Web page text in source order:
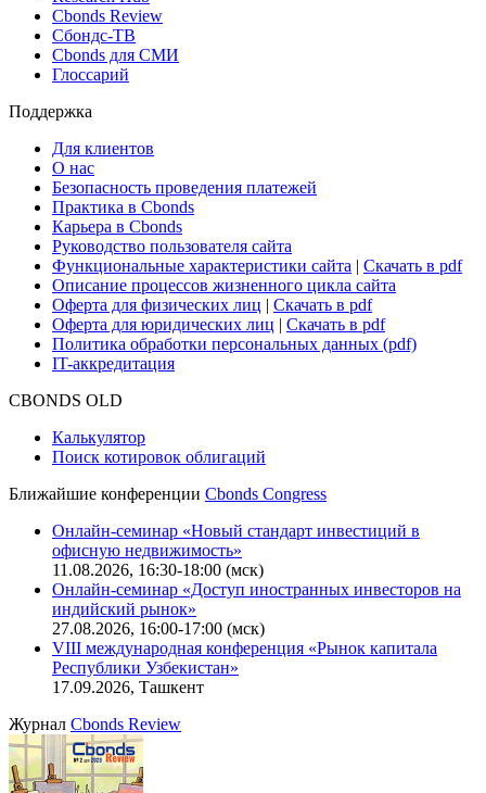
Новости и Аналитика
Новости рынка
Research Hub
Cbonds Review
Сбондс-ТВ
Глоссарий
Поддержка
Для клиентов
О нас
Безопасность проведения платежей
Практика в Cbonds
Карьера в Cbonds
Руководство пользователя сайта
Функциональные характеристики сайта|Скачать в pdf
Описание процессов жизненного цикла сайта
Оферта для физических лиц
Оферта для юридических лиц
IT-аккредитация
Поиск котировок облигаций
Ближайшие конференцииCbonds Congress
Онлайн-семинар «Новый стандарт инвестиций в
офисную недвижимость»
11.08.2026, 16:30-18:00 (мск)
Онлайн-семинар «Доступ иностранных инвесторов на
индийский рынок»
VIII международная конференция «Рынок капитала
Республики Узбекистан»
17.09.2026, Ташкент